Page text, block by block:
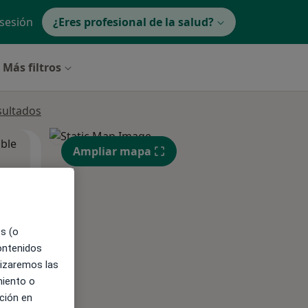
¿Eres profesional de la salud?
Más filtros
Ampliar mapa
(o
las
o
en